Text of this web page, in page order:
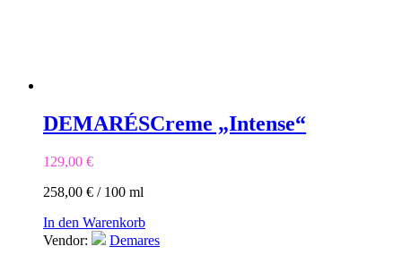
DEMARÉSCreme „Intense“
129,00 €
258,00 € / 100 ml
In den Warenkorb
Vendor:
Demares